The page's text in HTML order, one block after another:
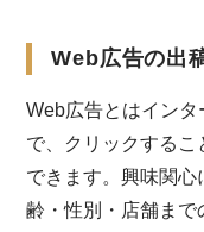
Web広告の出
Web広告とはイン
で、クリックする
できます。興味関
齢・性別・店舗ま